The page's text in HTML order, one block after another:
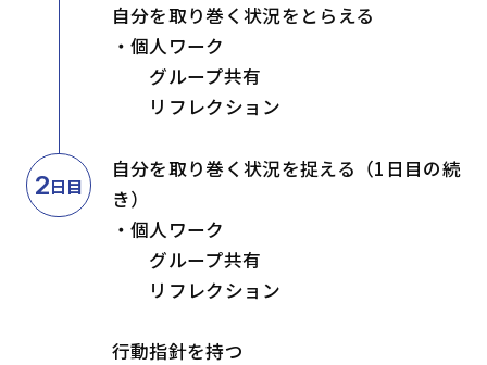
自分を取り巻く状況をとらえる
・個人ワーク
グループ共有
リフレクション
2日目
自分を取り巻く状況を捉える（1日目の続
き）
・個人ワーク
グループ共有
リフレクション
行動指針を持つ